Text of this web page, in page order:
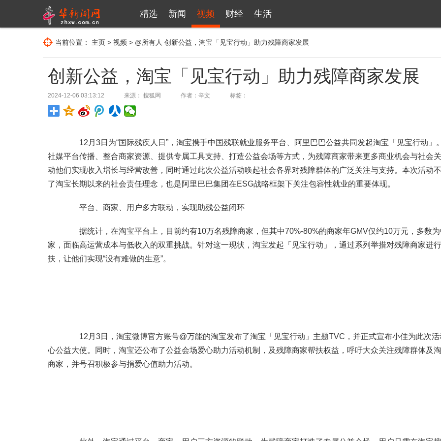
精选 新闻 视频 财经 生活
当前位置： 主页 > 视频 > @所有人 创新公益，淘宝「见宝行动」助力残障商家发展
创新公益，淘宝「见宝行动」助力残障商家发展
2024-12-06 03:13:12 来源： 搜狐网 作者：辛文 标签：
12月3日为“国际残疾人日”，淘宝携手中国残联就业服务平台、阿里巴巴公益共同发起淘宝「见宝行动」
社媒平台传播、整合商家资源、提供专属工具支持、打造公益会场等方式，为残障商家带来更多商业机会与社会
动他们实现收入增长与经营改善，同时通过此次公益活动唤起社会各界对残障群体的广泛关注与支持。本次活动
了淘宝长期以来的社会责任理念，也是阿里巴巴集团在ESG战略框架下关注包容性就业的重要体现。
平台、商家、用户多方联动，实现助残公益闭环
据统计，在淘宝平台上，目前约有10万名残障商家，但其中70%-80%的商家年GMV仅约10万元，多数
家，面临高运营成本与低收入的双重挑战。针对这一现状，淘宝发起「见宝行动」，通过系列举措对残障商家进
扶，让他们实现“没有难做的生意”。
12月3日，淘宝微博官方账号@万能的淘宝发布了淘宝「见宝行动」主题TVC，并正式宣布小佳为此次活
心公益大使。同时，淘宝还公布了公益会场爱心助力活动机制，及残障商家帮扶权益，呼吁大众关注残障群体及
商家，并号召积极参与捐爱心值助力活动。